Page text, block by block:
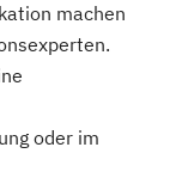
machen
oder im